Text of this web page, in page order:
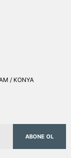
/ KONYA
ABONE OL